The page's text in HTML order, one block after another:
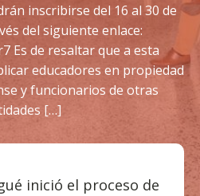
inscribirse del 16 al 30 de
del siguiente enlace:
Es de resaltar que a esta
educadores en propiedad
y funcionarios de otras
[…]
inició el proceso de